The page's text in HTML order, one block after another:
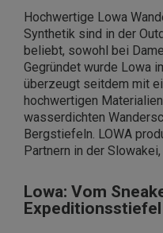
Hochwertige Lowa
Synthetik sind in der
beliebt, sowohl bei
Gegründet wurde Lowa
überzeugt seitdem mit
hochwertigen
wasserdichten
Bergstiefeln. LOWA
Partnern in der
Lowa: Vom
Expeditionsstiefel